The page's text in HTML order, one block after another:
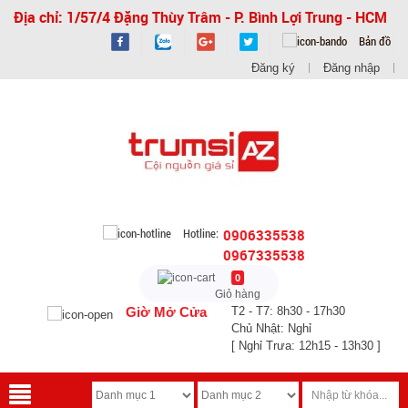
Địa chỉ: 1/57/4 Đặng Thùy Trâm - P. Bình Lợi Trung - HCM
Bản đồ
Đăng ký Đăng nhập
Hotline: 0906335538
0967335538
0
Giỏ hàng
Giờ Mở Cửa
T2 - T7: 8h30 - 17h30
Chủ Nhật: Nghỉ
[ Nghỉ Trưa: 12h15 - 13h30 ]